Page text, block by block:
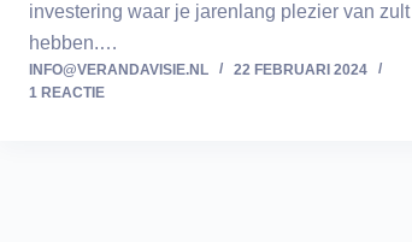
investering waar je jarenlang plezier van zult
hebben.…
INFO@VERANDAVISIE.NL
22 FEBRUARI 2024
1 REACTIE